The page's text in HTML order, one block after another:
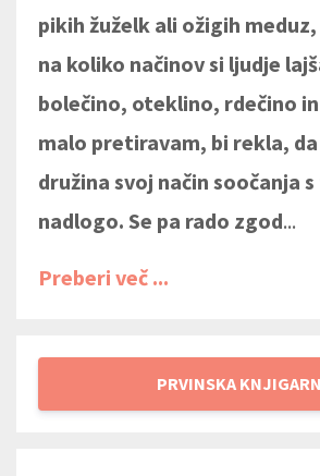
pikih žuželk ali ožigih
na koliko načinov si ljudje
bolečino, oteklino, rdečino in
malo pretiravam, bi rekla,
družina svoj način soočanja
nadlogo. Se pa rado zgod...
Preberi več ...
PRVINSKA